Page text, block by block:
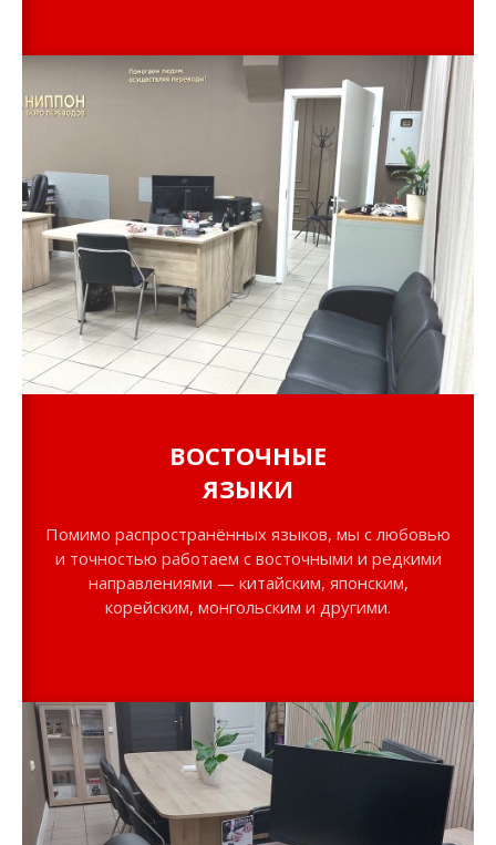
ВОСТОЧНЫЕ
ЯЗЫКИ
Помимо распространённых языков, мы с любовью
и точностью работаем с восточными и редкими
направлениями — китайским, японским,
корейским, монгольским и другими.